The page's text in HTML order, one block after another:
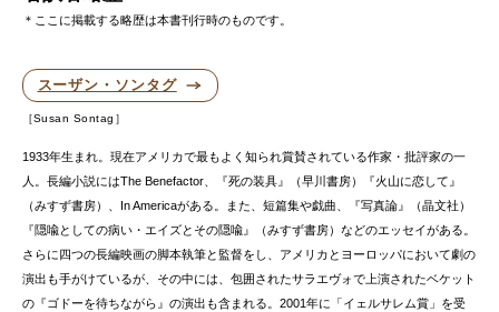
＊ここに掲載する略歴は本書刊行時のものです。
スーザン・ソンタグ
Susan Sontag
1933年生まれ。現在アメリカで最もよく知られ賞賛されている作家・批評家の一
人。長編小説にはThe Benefactor、『死の装具』（早川書房）『火山に恋して』
（みすず書房）、In Americaがある。また、短篇集や戯曲、『写真論』（晶文社）
『隠喩としての病い・エイズとその隠喩』（みすず書房）などのエッセイがある。
さらに四つの長編映画の脚本執筆と監督をし、アメリカとヨーロッパにおいて劇の
演出も手がけているが、その中には、包囲されたサラエヴォで上演されたベケット
の『ゴドーを待ちながら』の演出も含まれる。2001年に「イェルサレム賞」を受